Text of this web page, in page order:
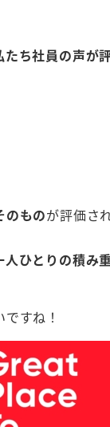
ち社員の声が
のものが評価さ
ひとりの積み
すね！